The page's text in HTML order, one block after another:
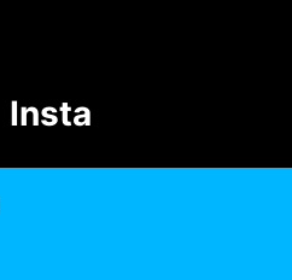
Insta